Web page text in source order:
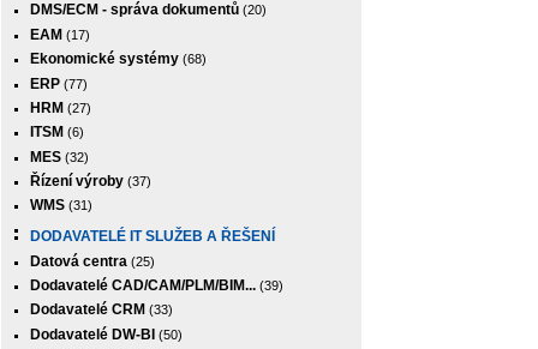
DMS/ECM - správa dokumentů (20)
EAM (17)
Ekonomické systémy (68)
ERP (77)
HRM (27)
ITSM (6)
MES (32)
Řízení výroby (37)
WMS (31)
DODAVATELÉ IT SLUŽEB A ŘEŠENÍ
Datová centra (25)
Dodavatelé CAD/CAM/PLM/BIM... (39)
Dodavatelé CRM (33)
Dodavatelé DW-BI (50)